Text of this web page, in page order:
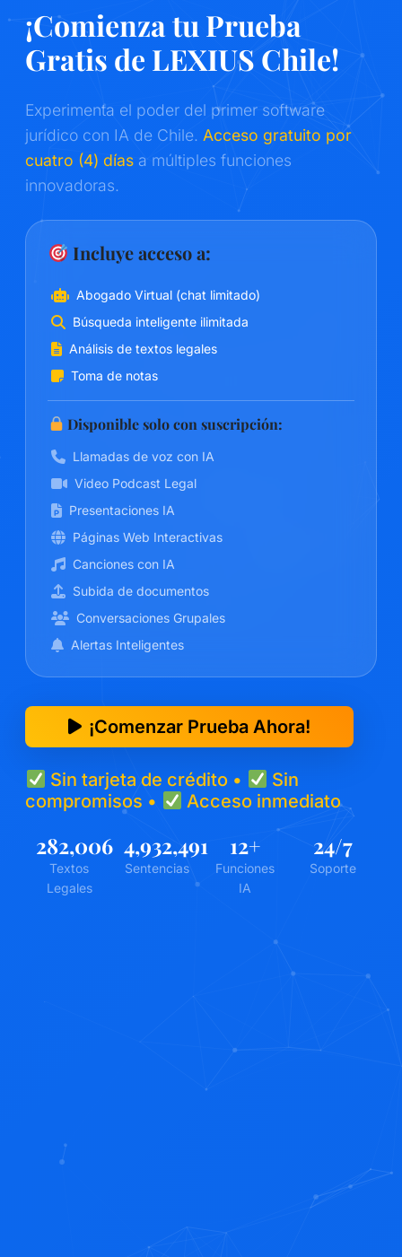
¡Comienza tu Prueba
Gratis de LEXIUS Chile!
Experimenta el poder del primer software
jurídico con IA de Chile. Acceso gratuito por
cuatro (4) días a múltiples funciones
innovadoras.
Incluye acceso a:
Abogado Virtual (chat limitado)
Búsqueda inteligente ilimitada
Análisis de textos legales
Toma de notas
Disponible solo con suscripción:
Llamadas de voz con IA
Video Podcast Legal
Presentaciones IA
Páginas Web Interactivas
Canciones con IA
Subida de documentos
Conversaciones Grupales
Alertas Inteligentes
¡Comenzar Prueba Ahora!
Sin tarjeta de crédito •
Sin
compromisos •
Acceso inmediato
282,006
Textos
Legales
4,932,491
Sentencias
12+
Funciones
IA
24/7
Soporte